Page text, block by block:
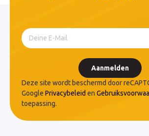
Aanmelden
Deze site wordt beschermd door
Google Privacybeleid en
toepassing.